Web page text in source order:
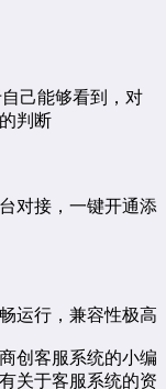
己能够看到，对
判断
对接，一键开通添
运行，兼容性极高
创客服系统的小编
关于客服系统的资